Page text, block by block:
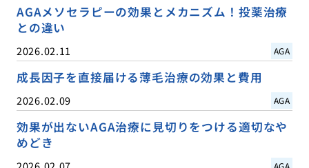
AGAメソセラピーの効果とメカニズム！投薬治療
との違い
2026.02.11 AGA
成長因子を直接届ける薄毛治療の効果と費用
2026.02.09 AGA
効果が出ないAGA治療に見切りをつける適切なや
めどき